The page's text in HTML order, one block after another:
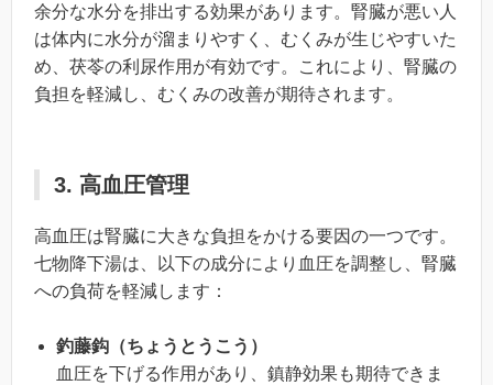
余分な水分を排出する効果があります。腎臓が悪い人
は体内に水分が溜まりやすく、むくみが生じやすいた
め、茯苓の利尿作用が有効です。これにより、腎臓の
負担を軽減し、むくみの改善が期待されます。
3. 高血圧管理
高血圧は腎臓に大きな負担をかける要因の一つです。
七物降下湯は、以下の成分により血圧を調整し、腎臓
への負荷を軽減します：
釣藤鈎（ちょうとうこう）
血圧を下げる作用があり、鎮静効果も期待できま